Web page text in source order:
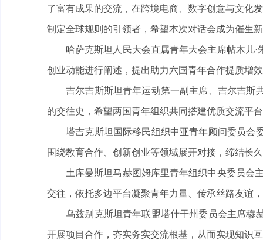
了富有成果的交流，在跨境电商、数字创意与文化
制定全球规则的引领者，希望本次对话会成为催生
哈萨克斯坦人民大会直属青年大会主席帖木儿
创业动能进行阐述，提出助力六国青年合作提质增
吉尔吉斯斯坦青年运动第一副主席、吉尔吉斯
的交往史，希望两国青年组织共同搭建优质交流平
塔吉克斯坦国际移民组织中亚青年顾问委员会
围绕教育合作、创新创业等领域展开对接，缔结长
土库曼斯坦马赫图姆库里青年组织中央委员会
交往，依托多边平台凝聚青年力量、传承丝路友谊
乌兹别克斯坦青年联盟塔什干州委员会主席穆
开展项目合作，夯实务实交流根基，从而实现知识